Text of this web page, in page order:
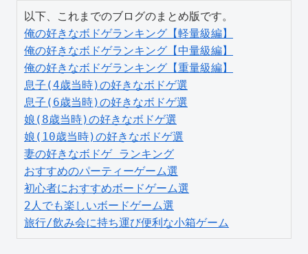
俺の好きなボドゲランキング【軽量級編】
俺の好きなボドゲランキング【中量級編】
俺の好きなボドゲランキング【重量級編】
息子(4歳当時)の好きなボドゲ選
息子(6歳当時)の好きなボドゲ選
娘(8歳当時)の好きなボドゲ選
娘(10歳当時)の好きなボドゲ選
妻の好きなボドゲ ランキング
おすすめのパーティーゲーム選
初心者におすすめボードゲーム選
2人でも楽しいボードゲーム選
旅行/飲み会に持ち運び便利な小箱ゲーム